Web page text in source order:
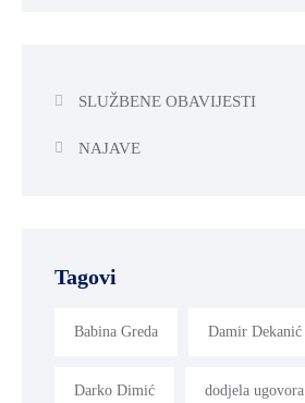
SLUŽBENE OBAVIJESTI
NAJAVE
Tagovi
Babina Greda Damir Dekanić
Darko Dimić dodjela ugovora